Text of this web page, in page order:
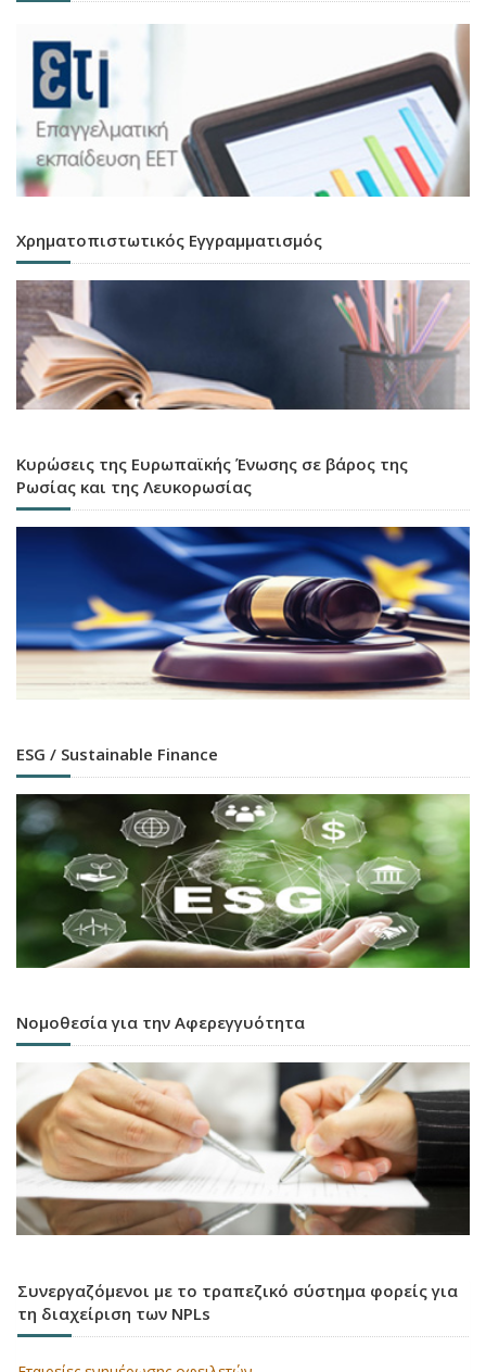
Χρηματοπιστωτικός Εγγραμματισμός
Κυρώσεις της Ευρωπαϊκής Ένωσης σε βάρος της
Ρωσίας και της Λευκορωσίας
ESG / Sustainable Finance
Νομοθεσία για την Αφερεγγυότητα
Συνεργαζόμενοι με το τραπεζικό σύστημα φορείς για
τη διαχείριση των NPLs